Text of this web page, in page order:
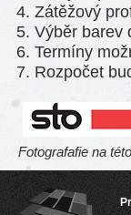
Zátěžový
Výběr barev
Termíny
Rozpočet
Fotografafie na